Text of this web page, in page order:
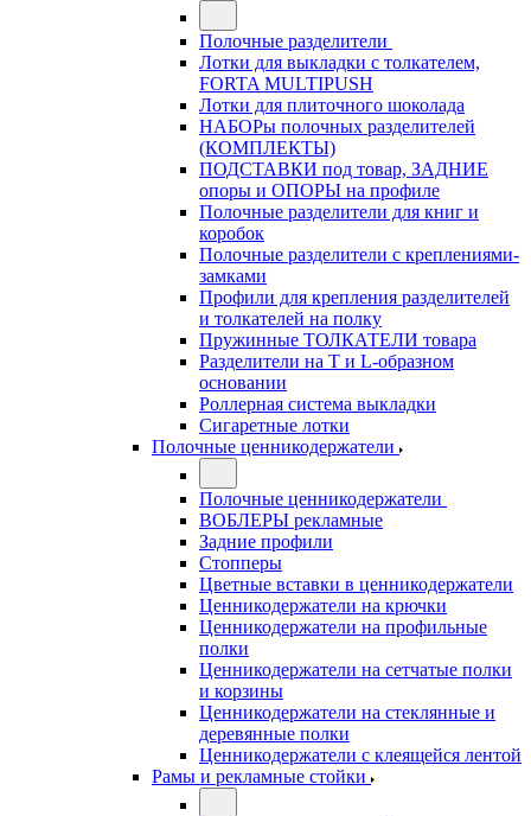
Полочные разделители
Лотки для выкладки с толкателем,
FORTA MULTIPUSH
Лотки для плиточного шоколада
НАБОРы полочных разделителей
(КОМПЛЕКТЫ)
ПОДСТАВКИ под товар, ЗАДНИЕ
опоры и ОПОРЫ на профиле
Полочные разделители для книг и
коробок
Полочные разделители с креплениями-
замками
Профили для крепления разделителей
и толкателей на полку
Пружинные ТОЛКАТЕЛИ товара
Разделители на Т и L-образном
основании
Роллерная система выкладки
Сигаретные лотки
Полочные ценникодержатели
Полочные ценникодержатели
ВОБЛЕРЫ рекламные
Задние профили
Стопперы
Цветные вставки в ценникодержатели
Ценникодержатели на крючки
Ценникодержатели на профильные
полки
Ценникодержатели на сетчатые полки
и корзины
Ценникодержатели на стеклянные и
деревянные полки
Ценникодержатели с клеящейся лентой
Рамы и рекламные стойки